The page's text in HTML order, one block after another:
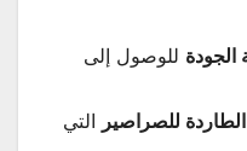
الجودة للوصول إلى
للصراصير التي